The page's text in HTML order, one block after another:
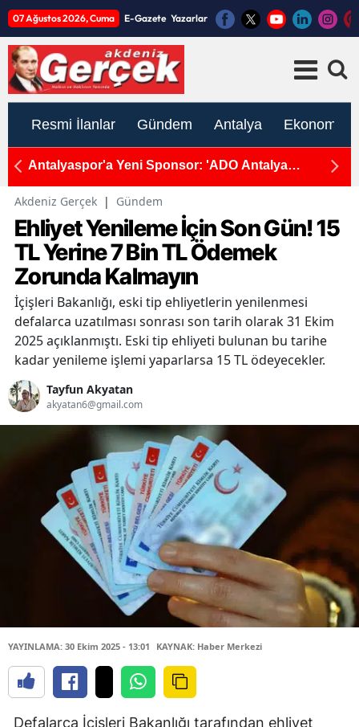
07 Ağustos 2026, Cuma E-Gazete Yazarlar
Resmi İlanlar Gündem Antalya Ekonomi
Antalyaspor'a Yeni Sponsor: 'ADO Antalya
Akdeniz Gerçek | Gündem
Ehliyet Yenileme İçin Son Gün! 15
TL Yerine 7 Bin TL Ödemek
Zorunda Kalmayın
İçişleri Bakanlığı, eski tip ehliyetlerin yenilenmesi
defalarca uzatılması sonrası son tarih olarak 31 Ekim
2025 açıklanmıştı. Eski tip ehliyeti bulunan bu tarihe
kadar yenileme işlemi yaparlarsa 15 TL ödeyecekler.
Tayfun Akyatan
akyatan6@gmail.com
YAYINLAMA: 30 Ekim 2025 - 13:01 KAYNAK: Haber Merkezi
Defalarca İçişleri Bakanlığı tarafından ehliyet